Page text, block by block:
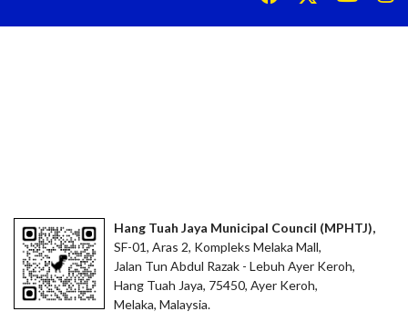
Hang Tuah Jaya Municipal Council (MPHTJ),
SF-01, Aras 2, Kompleks Melaka Mall,
Jalan Tun Abdul Razak - Lebuh Ayer Keroh,
Hang Tuah Jaya, 75450, Ayer Keroh,
Melaka, Malaysia.